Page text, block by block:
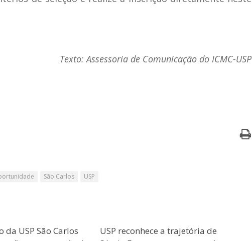
Texto: Assessoria de Comunicação do ICMC-USP
São Carlos USP
da USP São Carlos
USP reconhece a trajetória de